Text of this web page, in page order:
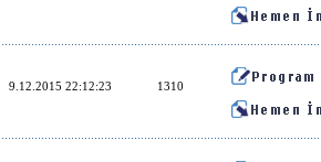
9.12.2015 22:12:23 1310